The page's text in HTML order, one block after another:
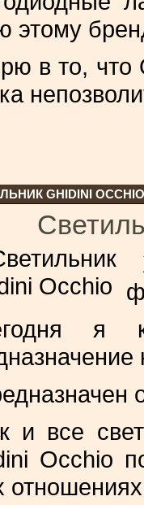
этому
в то, что
GHIDINI OCCHIO
я
и все
Occhio